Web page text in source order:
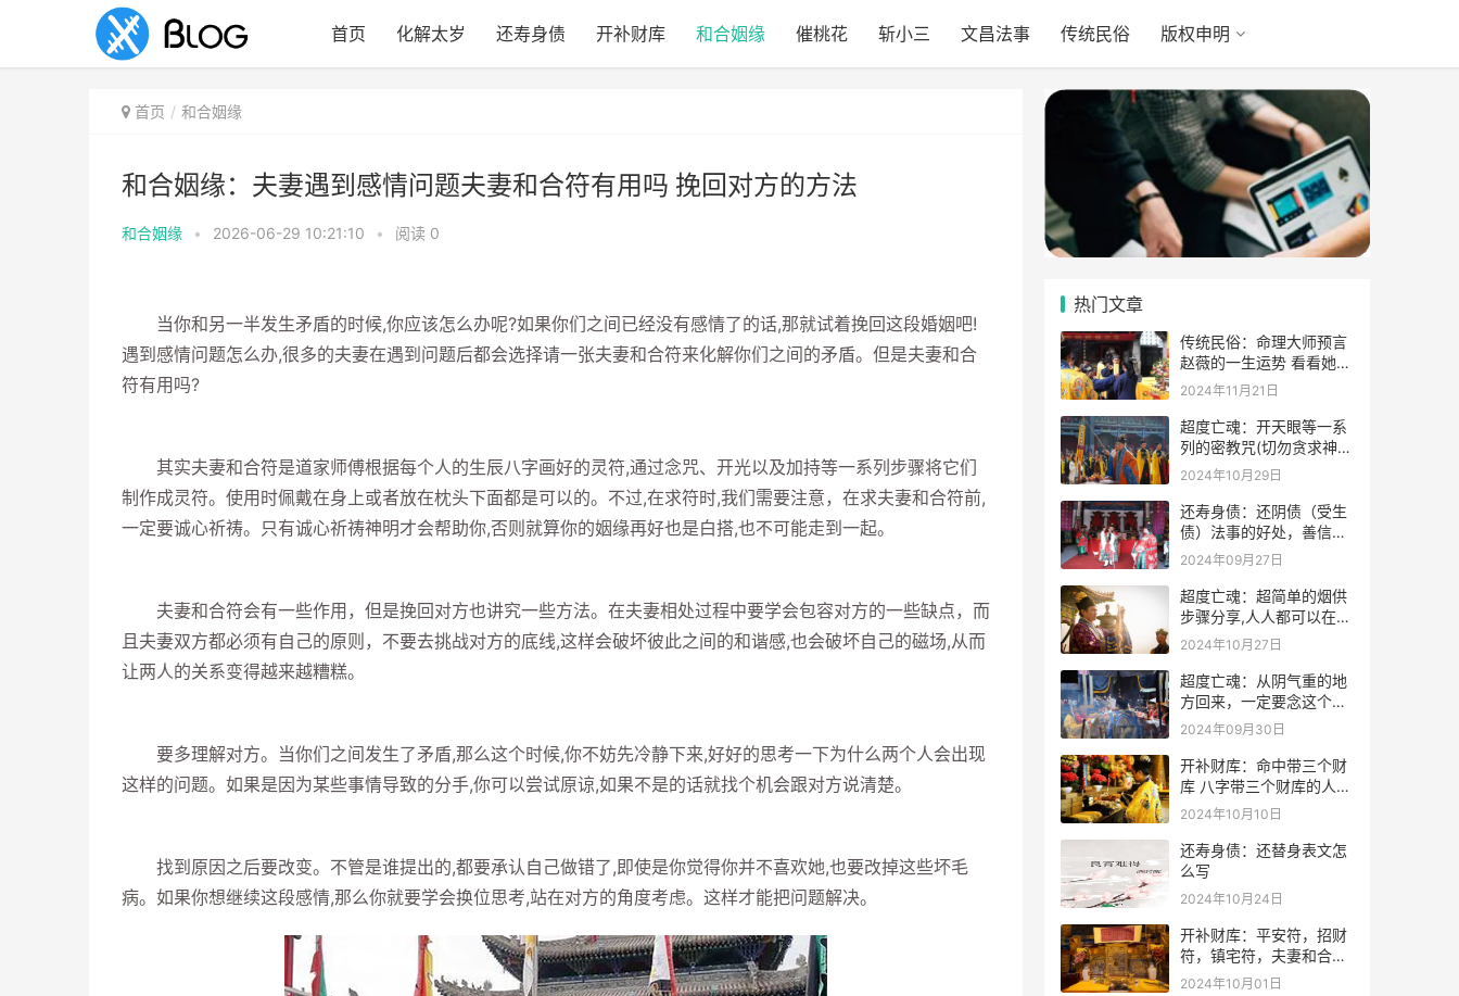
首页 化解太岁 还寿身债 开补财库 和合姻缘 催桃花 斩小三 文昌法事 传统民俗 版权申明
首页 和合姻缘
和合姻缘：夫妻遇到感情问题夫妻和合符有用吗 挽回对方的方法
和合姻缘 • 2026-06-29 10:21:10 • 阅读 0
当你和另一半发生矛盾的时候,你应该怎么办呢?如果你们之间已经没有感情了的话,那就试着挽回这段婚姻吧!
遇到感情问题怎么办,很多的夫妻在遇到问题后都会选择请一张夫妻和合符来化解你们之间的矛盾。但是夫妻和合
符有用吗?
其实夫妻和合符是道家师傅根据每个人的生辰八字画好的灵符,通过念咒、开光以及加持等一系列步骤将它们
制作成灵符。使用时佩戴在身上或者放在枕头下面都是可以的。不过,在求符时,我们需要注意，在求夫妻和合符前,
一定要诚心祈祷。只有诚心祈祷神明才会帮助你,否则就算你的姻缘再好也是白搭,也不可能走到一起。
夫妻和合符会有一些作用，但是挽回对方也讲究一些方法。在夫妻相处过程中要学会包容对方的一些缺点，而
且夫妻双方都必须有自己的原则，不要去挑战对方的底线,这样会破坏彼此之间的和谐感,也会破坏自己的磁场,从而
让两人的关系变得越来越糟糕。
要多理解对方。当你们之间发生了矛盾,那么这个时候,你不妨先冷静下来,好好的思考一下为什么两个人会出现
这样的问题。如果是因为某些事情导致的分手,你可以尝试原谅,如果不是的话就找个机会跟对方说清楚。
找到原因之后要改变。不管是谁提出的,都要承认自己做错了,即使是你觉得你并不喜欢她,也要改掉这些坏毛
病。如果你想继续这段感情,那么你就要学会换位思考,站在对方的角度考虑。这样才能把问题解决。
热门文章
传统民俗：命理大师预言
赵薇的一生运势 看看她的
表示
2024年11月21日
超度亡魂：开天眼等一系
列的密教咒(切勿贪求神
通)
2024年10月29日
还寿身债：还阴债（受生
债）法事的好处，善信必
看！
2024年09月27日
超度亡魂：超简单的烟供
步骤分享,人人都可以在家
做烟供
2024年10月27日
超度亡魂：从阴气重的地
方回来，一定要念这个
咒！
2024年09月30日
开补财库：命中带三个财
库 八字带三个财库的人是
不是很有钱？
2024年10月10日
还寿身债：还替身表文怎
么写
2024年10月24日
开补财库：平安符，招财
符，镇宅符，夫妻和合符.
灵符符咒.
2024年10月01日